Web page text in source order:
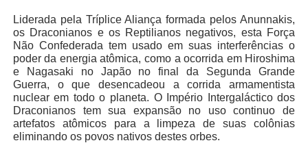
Liderada pela Tríplice Aliança formada pelos Anunnakis,
os Draconianos e os Reptilianos negativos, esta Força
Não Confederada tem usado em suas interferências o
poder da energia atômica, como a ocorrida em Hiroshima
e Nagasaki no Japão no final da Segunda Grande
Guerra, o que desencadeou a corrida armamentista
nuclear em todo o planeta. O Império Intergaláctico dos
Draconianos tem sua expansão no uso continuo de
artefatos atômicos para a limpeza de suas colônias
eliminando os povos nativos destes orbes.